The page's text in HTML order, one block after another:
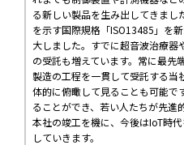
る新しい製品を生み出してきまし
を示す国際規格「ISO13485」を
大しました。すでに超音波治療器
の受託も増えています。常に最先
製造の工程を一貫して受託する当
体的に俯瞰して見ることも可能で
ることができ、若い人たちが先進
本社の竣工を機に、今後はIoT時
していきます。